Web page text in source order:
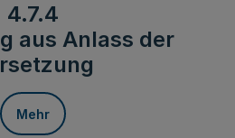
4.7.4
aus Anlass der
Mehr